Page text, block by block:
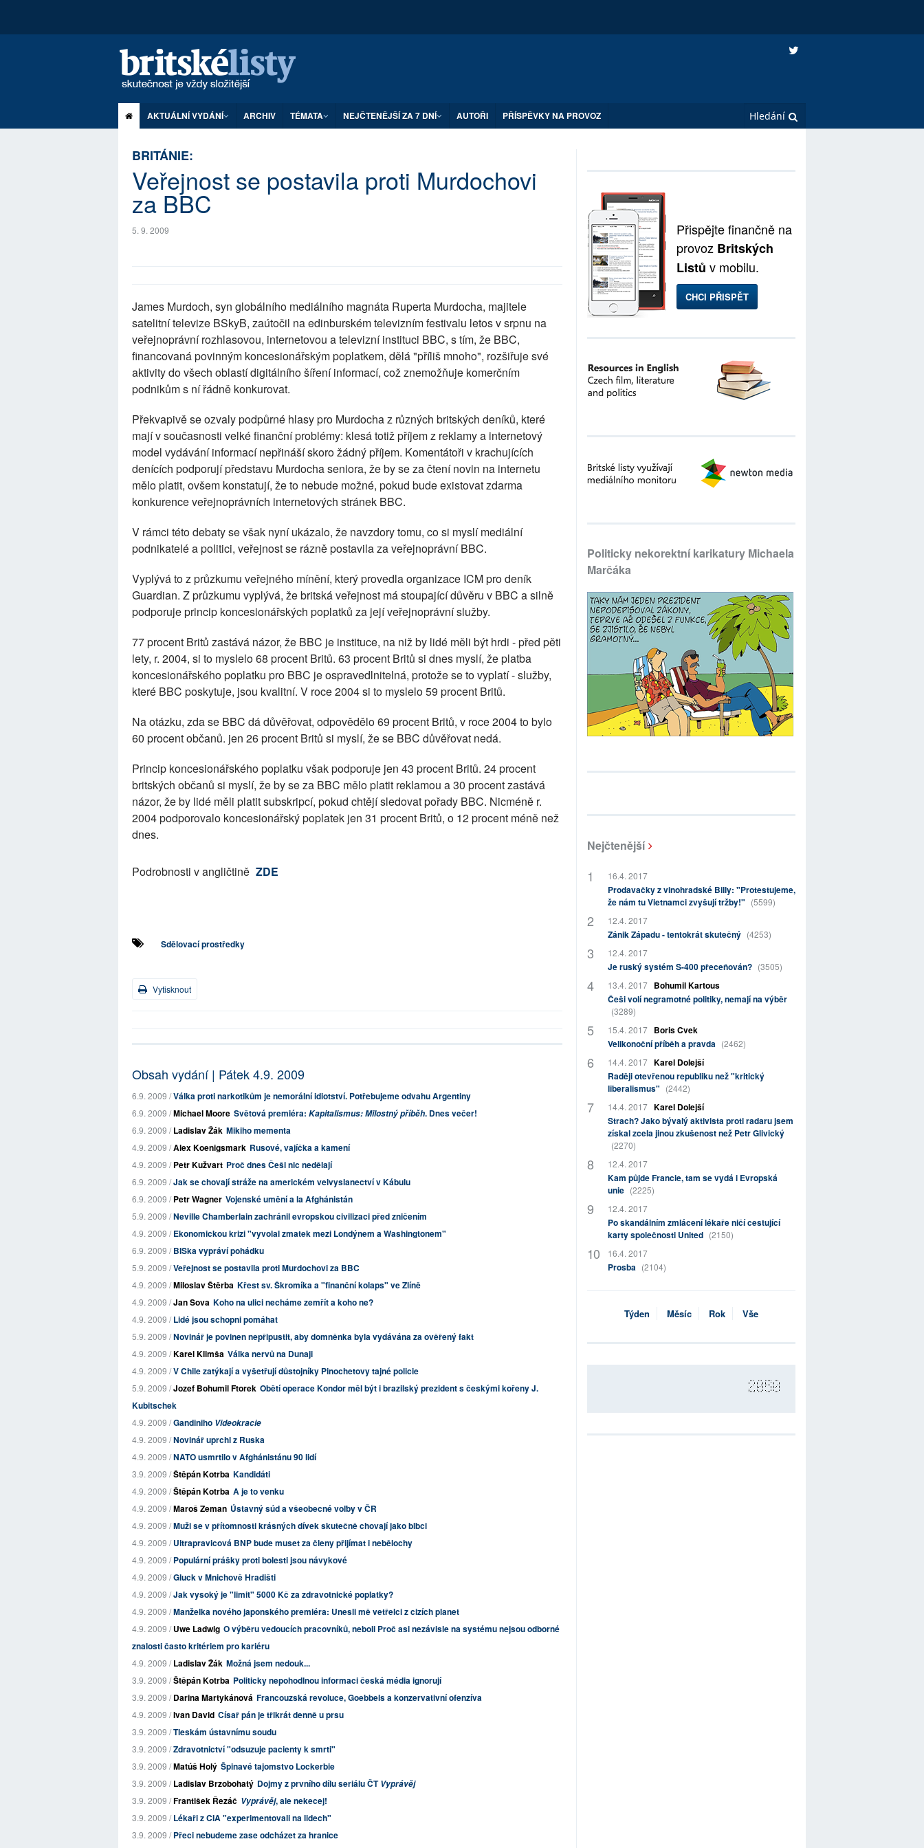
AKTUÁLNÍ VYDÁNÍ ARCHIV TÉMATA NEJČTENĚJŠÍ ZA 7 DNÍ AUTOŘI PŘÍSPĚVKY NA PROVOZ
BRITÁNIE:
Veřejnost se postavila proti Murdochovi
za BBC
5. 9. 2009
James Murdoch, syn globálního mediálního magnáta Ruperta Murdocha, majitele
satelitní televize BSkyB, zaútočil na edinburském televizním festivalu letos v srpnu na
veřejnoprávní rozhlasovou, internetovou a televizní instituci BBC, s tím, že BBC,
financovaná povinným koncesionářským poplatkem, dělá "příliš mnoho", rozšiřuje své
aktivity do všech oblastí digitálního šíření informací, což znemožňuje komerčním
podnikům s ní řádně konkurovat.
Překvapivě se ozvaly podpůrné hlasy pro Murdocha z různých britských deníků, které
mají v současnosti velké finanční problémy: klesá totiž příjem z reklamy a internetový
model vydávání informací nepřináší skoro žádný příjem. Komentátoři v krachujících
denících podporují představu Murdocha seniora, že by se za čtení novin na internetu
mělo platit, ovšem konstatují, že to nebude možné, pokud bude existovat zdarma
konkurence veřejnoprávních internetových stránek BBC.
V rámci této debaty se však nyní ukázalo, že navzdory tomu, co si myslí mediální
podnikatelé a politici, veřejnost se rázně postavila za veřejnoprávní BBC.
Vyplývá to z průzkumu veřejného mínění, který provedla organizace ICM pro deník
Guardian. Z průzkumu vyplývá, že britská veřejnost má stoupající důvěru v BBC a silně
podporuje princip koncesionářských poplatků za její veřejnoprávní služby.
77 procent Britů zastává názor, že BBC je instituce, na niž by lidé měli být hrdi - před pěti
lety, r. 2004, si to myslelo 68 procent Britů. 63 procent Britů si dnes myslí, že platba
koncesionářského poplatku pro BBC je ospravedlnitelná, protože se to vyplatí - služby,
které BBC poskytuje, jsou kvalitní. V roce 2004 si to myslelo 59 procent Britů.
Na otázku, zda se BBC dá důvěřovat, odpovědělo 69 procent Britů, v roce 2004 to bylo
60 procent občanů. jen 26 procent Britů si myslí, že se BBC důvěřovat nedá.
Princip koncesionářského poplatku však podporuje jen 43 procent Britů. 24 procent
britských občanů si myslí, že by se za BBC mělo platit reklamou a 30 procent zastává
názor, že by lidé měli platit subskripcí, pokud chtějí sledovat pořady BBC. Nicméně r.
2004 podporovalo koncesionářský poplatek jen 31 procent Britů, o 12 procent méně než
dnes.
Podrobnosti v angličtině ZDE
Sdělovací prostředky
Vytisknout
Obsah vydání | Pátek 4.9. 2009
6.9. 2009 /Válka proti narkotikům je nemorální idiotství. Potřebujeme odvahu Argentiny
6.9. 2009 /Michael Moore Světová premiéra: Kapitalismus: Milostný příběh. Dnes večer!
6.9. 2009 /Ladislav Žák Mikiho mementa
4.9. 2009 /Alex Koenigsmark Rusové, vajíčka a kamení
4.9. 2009 /Petr Kužvart Proč dnes Češi nic nedělají
6.9. 2009 /Jak se chovají stráže na americkém velvyslanectví v Kábulu
6.9. 2009 /Petr Wagner Vojenské umění a la Afghánistán
5.9. 2009 /Neville Chamberlain zachránil evropskou civilizaci před zničením
4.9. 2009 /Ekonomickou krizi "vyvolal zmatek mezi Londýnem a Washingtonem"
6.9. 2009 /BISka vypráví pohádku
5.9. 2009 /Veřejnost se postavila proti Murdochovi za BBC
4.9. 2009 /Miloslav Štěrba Křest sv. Škromíka a "finanční kolaps" ve Zlíně
4.9. 2009 /Jan Sova Koho na ulici necháme zemřít a koho ne?
4.9. 2009 /Lidé jsou schopni pomáhat
5.9. 2009 /Novinář je povinen nepřipustit, aby domněnka byla vydávána za ověřený fakt
4.9. 2009 /Karel Klimša Válka nervů na Dunaji
4.9. 2009 /V Chile zatýkají a vyšetřují důstojníky Pinochetovy tajné policie
5.9. 2009 /Jozef Bohumil Ftorek Obětí operace Kondor měl být i brazilský prezident s českými kořeny J.
Kubitschek
4.9. 2009 /Gandiniho Videokracie
4.9. 2009 /Novinář uprchl z Ruska
4.9. 2009 /NATO usmrtilo v Afghánistánu 90 lidí
3.9. 2009 /Štěpán Kotrba Kandidáti
4.9. 2009 /Štěpán Kotrba A je to venku
4.9. 2009 /Maroš Zeman Ústavný súd a všeobecné voľby v ČR
4.9. 2009 /Muži se v přítomnosti krásných dívek skutečně chovají jako blbci
4.9. 2009 /Ultrapravicová BNP bude muset za členy přijímat i nebělochy
4.9. 2009 /Populární prášky proti bolesti jsou návykové
4.9. 2009 /Gluck v Mnichově Hradišti
4.9. 2009 /Jak vysoký je "limit" 5000 Kč za zdravotnické poplatky?
4.9. 2009 /Manželka nového japonského premiéra: Unesli mě vetřelci z cizích planet
4.9. 2009 /Uwe Ladwig O výběru vedoucích pracovníků, neboli Proč asi nezávisle na systému nejsou odborné
znalosti často kritériem pro kariéru
4.9. 2009 /Ladislav Žák Možná jsem nedouk...
3.9. 2009 /Štěpán Kotrba Politicky nepohodlnou informaci česká média ignorují
3.9. 2009 /Darina Martykánová Francouzská revoluce, Goebbels a konzervativní ofenzíva
4.9. 2009 /Ivan David Císař pán je třikrát denně u prsu
3.9. 2009 /Tleskám ústavnímu soudu
3.9. 2009 /Zdravotnictví "odsuzuje pacienty k smrti"
3.9. 2009 /Matúš Holý Špinavé tajomstvo Lockerbie
3.9. 2009 /Ladislav Brzobohatý Dojmy z prvního dílu seriálu ČTVyprávěj
3.9. 2009 /František Řezáč Vyprávěj, ale nekecej!
3.9. 2009 /Lékaři z CIA "experimentovali na lidech"
3.9. 2009 /Přeci nebudeme zase odcházet za hranice
Přispějte finančně na
provoz Britských
Listů v mobilu.
CHCI PŘISPĚT
Politicky nekorektní karikatury Michaela
Marčáka
Nejčtenější
16.4. 2017
Prodavačky z vinohradské Billy: "Protestujeme,
že nám tu Vietnamci zvyšují tržby!" (5599)
12.4. 2017
Zánik Západu - tentokrát skutečný (4253)
12.4. 2017
Je ruský systém S-400 přeceňován? (3505)
13.4. 2017
Bohumil Kartous
Češi volí negramotné politiky, nemají na výběr
(3289)
15.4. 2017
Boris Cvek
Velikonoční příběh a pravda (2462)
14.4. 2017 Karel Dolejší
Raději otevřenou republiku než "kritický
liberalismus" (2442)
14.4. 2017 Karel Dolejší
Strach? Jako bývalý aktivista proti radaru jsem
získal zcela jinou zkušenost než Petr Glivický
(2270)
12.4. 2017
Kam půjde Francie, tam se vydá i Evropská
unie (2225)
12.4. 2017
Po skandálním zmlácení lékaře ničí cestující
karty společnosti United (2150)
16.4. 2017
Prosba (2104)
Týden Měsíc Rok Vše
2050